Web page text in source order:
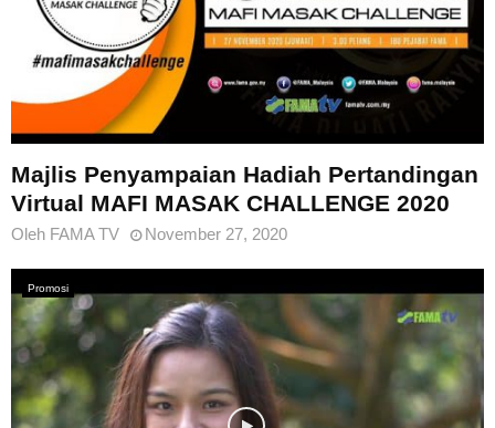
Majlis Penyampaian Hadiah Pertandingan
Virtual MAFI MASAK CHALLENGE 2020
Oleh FAMA TV November 27, 2020
Promosi